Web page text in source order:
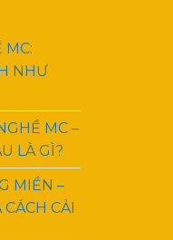
MC:
NHƯ
MC –
LÀ GÌ?
MIỀN –
CẢI